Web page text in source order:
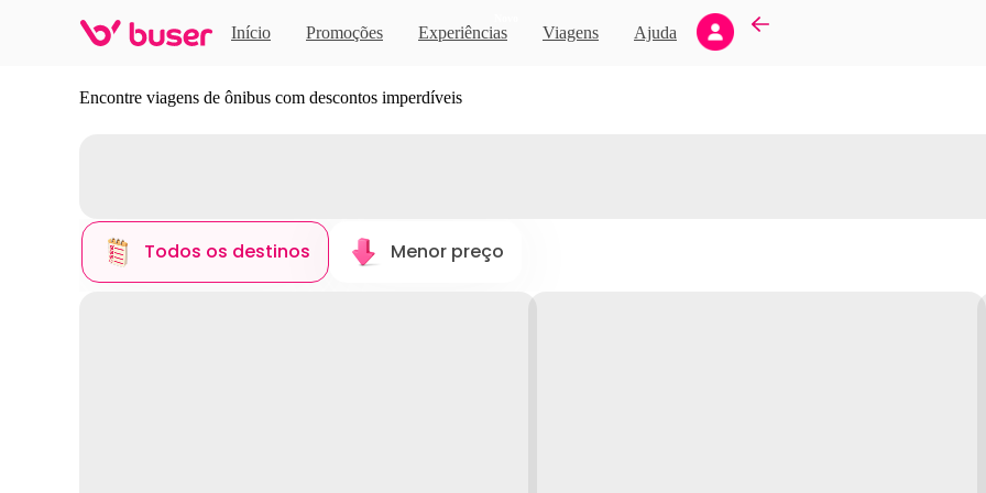
Início Promoções Experiências Viagens Ajuda
Descubra novos destinos
Encontre viagens de ônibus com descontos imperdíveis
Todos os destinos Menor preço